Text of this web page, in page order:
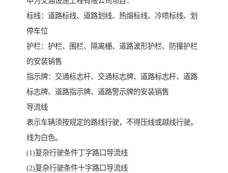
标线：道路标线、道路划线、热熔标线、冷喷标线、划
停车位
护栏：护栏、围栏、隔离栅、道路波形护栏、防撞护栏
的安装销售
指示牌：交通标志杆、交通标志牌、道路标志杆、道路
标志牌、道路指示牌、道路警示牌的安装销售
导流线
表示车辆须按规定的路线行驶，不得压线或越线行驶。
线为白色。
(1)复杂行驶条件丁字路口导流线
(2)复杂行驶条件十字路口导流线